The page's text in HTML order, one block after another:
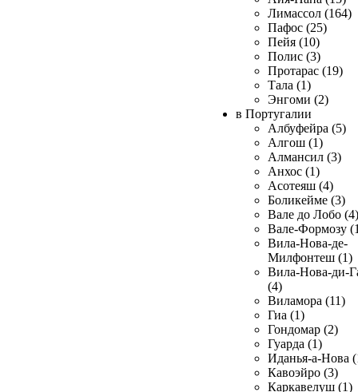
Лимассол (164)
Пафос (25)
Пейя (10)
Полис (3)
Протарас (19)
Тала (1)
Энгоми (2)
в Португалии
Албуфейра (5)
Алгош (1)
Алмансил (3)
Анхос (1)
Асотеяш (4)
Боликейме (3)
Вале до Лобо (4)
Вале-Формозу
Вила-Нова-де-
Милфонтеш (1)
Вила-Нова-ди-
(4)
Виламора (11)
Гиа (1)
Гондомар (2)
Гуарда (1)
Иданья-а-Нова
Кавоэйро (3)
Каркавелуш (1)